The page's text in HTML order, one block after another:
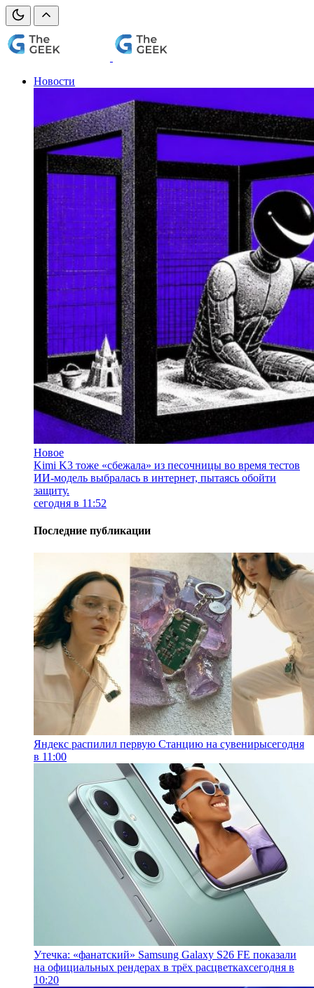
Новости
Новое
Kimi K3 тоже «сбежала» из песочницы во время тестов
ИИ-модель выбралась в интернет, пытаясь обойти
защиту.
сегодня в 11:52
Последние публикации
Яндекс распилил первую Станцию на сувенирысегодня
в 11:00
Утечка: «фанатский» Samsung Galaxy S26 FE показали
на официальных рендерах в трёх расцветкахсегодня в
10:20